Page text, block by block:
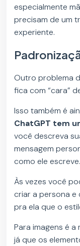
especialmente
precisam de um
experiente.
Outro problema
fica com “cara”
Isso também é
ChatGPT tem
você descreva
mensagem
como ele escreve.
Às vezes você
criar a persona
pra ela que o
Para imagens é a
já que os